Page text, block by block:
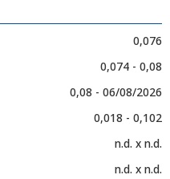
0,076
0,074 - 0,08
0,08 - 06/08/2026
0,018 - 0,102
n.d. x n.d.
n.d. x n.d.